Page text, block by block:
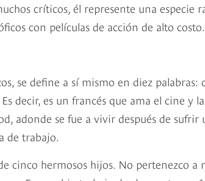
críticos, él represente una especie
con películas de acción de alto costo.
se define a sí mismo en diez
decir, es un francés que ama el cine
adonde se fue a vivir después de
de trabajo.
cinco hermosos hijos. No pertenezco